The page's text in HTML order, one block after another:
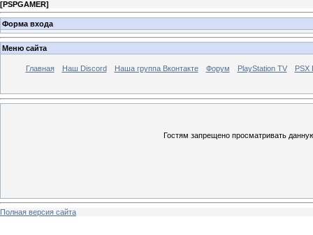
[PSPGAMER]
Форма входа
Меню сайта
Главная Наш Discord Наша группа Вконтакте Форум PlayStation TV PSX
Гостям запрещено просматривать
Полная версия сайта